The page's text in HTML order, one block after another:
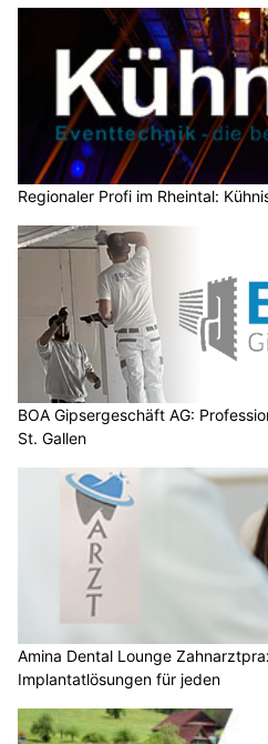
Regionaler Profi im Rheintal:
BOA Gipsergeschäft AG:
St. Gallen
Amina Dental Lounge
Implantatlösungen für jeden